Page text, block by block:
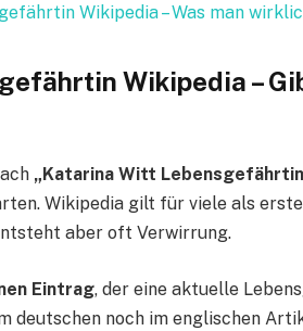
Wikipedia – Was man
Wikipedia –
„Katarina Witt
Wikipedia gilt für viele als
aber oft Verwirrung.
Eintrag, der eine aktuelle
deutschen noch im englischen